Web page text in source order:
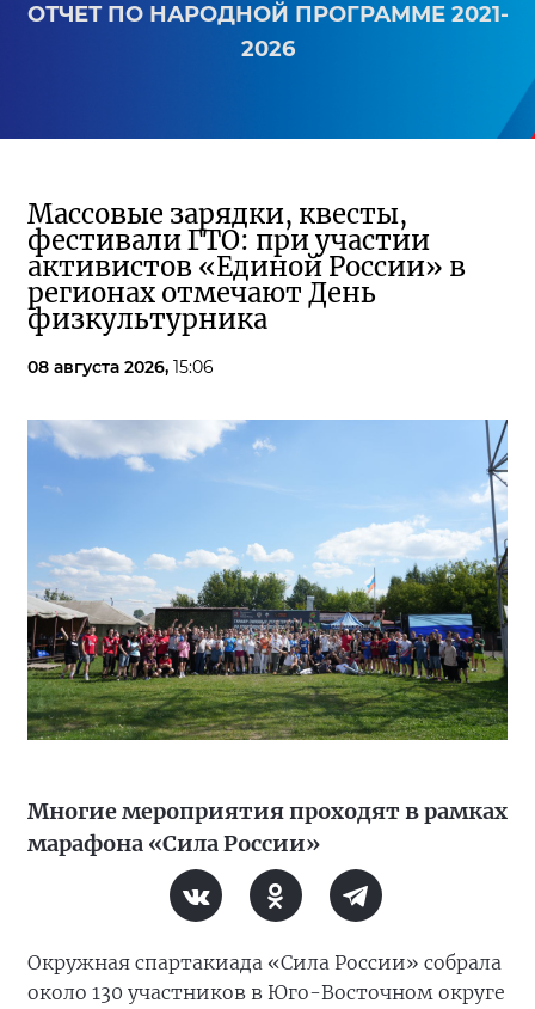
ОТЧЕТ ПО НАРОДНОЙ ПРОГРАММЕ 2021-
2026
Массовые зарядки, квесты,
фестивали ГТО: при участии
активистов «Единой России» в
регионах отмечают День
физкультурника
08 августа 2026, 15:06
Многие мероприятия проходят в рамках
марафона «Сила России»
Окружная спартакиада «Сила России» собрала
около 130 участников в Юго-Восточном округе